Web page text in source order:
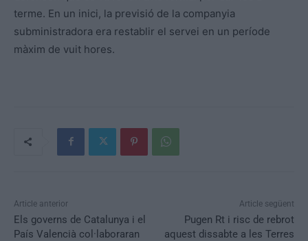
terme. En un inici, la previsió de la companyia
subministradora era restablir el servei en un període
màxim de vuit hores.
Article anterior
Els governs de Catalunya i el
País Valencià col·laboraran
Article següent
Pugen Rt i risc de rebrot
aquest dissabte a les Terres